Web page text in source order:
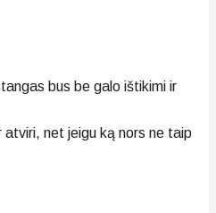
bus be galo ištikimi ir
net jeigu ką nors ne taip